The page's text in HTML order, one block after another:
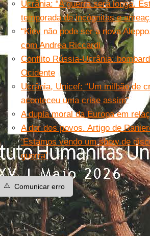
Ucrânia: “A guerra será longa.
temporada de incógnitas e
“Kiev não pode ser a nova
com Andrea Riccardi
Conflito Rússia-Ucrânia:
Ocidente
Ucrânia, Unicef: “Um milhão de
aconteceu uma crise assim”
A dupla moral da Europa em
A dor dos povos. Artigo de
‘Estamos vendo um show de
guerra’
⚠️ Comunicar erro